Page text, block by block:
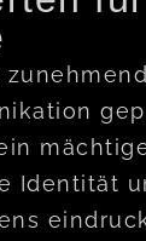
Identität